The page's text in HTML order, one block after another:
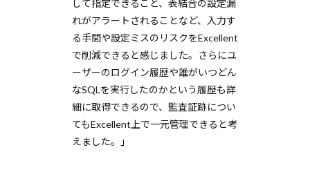
して指定できること、表結合の設定漏
れがアラートされることなど、入力す
る手間や設定ミスのリスクをExcellent
で削減できると感じました。さらにユ
ーザーのログイン履歴や誰がいつどん
なSQLを実行したのかという履歴も詳
細に取得できるので、監査証跡につい
てもExcellent上で一元管理できると考
えました。」